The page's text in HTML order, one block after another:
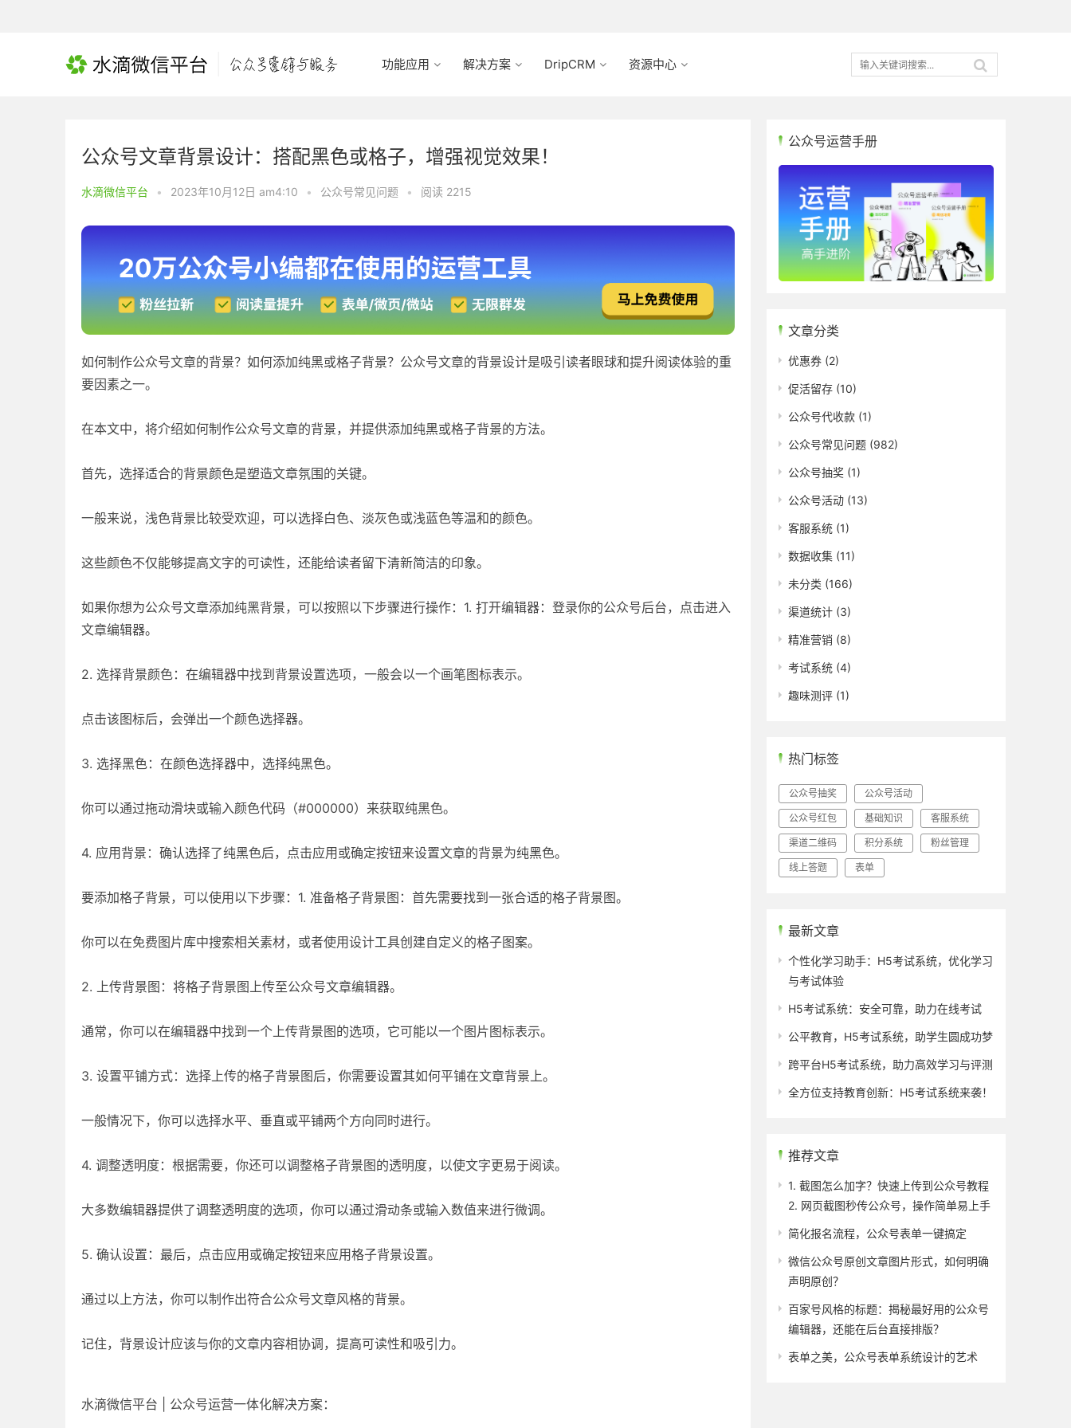
功能应用 解决方案 DripCRM 资源中心
公众号文章背景设计：搭配黑色或格子，增强视觉效果！
水滴微信平台 • 2023年10月12日 am4:10 • 公众号常见问题 • 阅读 2215
如何制作公众号文章的背景？如何添加纯黑或格子背景？公众号文章的背景设计是吸引读者眼球和提升阅读体验的重
要因素之一。
在本文中，将介绍如何制作公众号文章的背景，并提供添加纯黑或格子背景的方法。
首先，选择适合的背景颜色是塑造文章氛围的关键。
一般来说，浅色背景比较受欢迎，可以选择白色、淡灰色或浅蓝色等温和的颜色。
这些颜色不仅能够提高文字的可读性，还能给读者留下清新简洁的印象。
如果你想为公众号文章添加纯黑背景，可以按照以下步骤进行操作：1. 打开编辑器：登录你的公众号后台，点击进入
文章编辑器。
2. 选择背景颜色：在编辑器中找到背景设置选项，一般会以一个画笔图标表示。
点击该图标后，会弹出一个颜色选择器。
3. 选择黑色：在颜色选择器中，选择纯黑色。
你可以通过拖动滑块或输入颜色代码（#000000）来获取纯黑色。
4. 应用背景：确认选择了纯黑色后，点击应用或确定按钮来设置文章的背景为纯黑色。
要添加格子背景，可以使用以下步骤：1. 准备格子背景图：首先需要找到一张合适的格子背景图。
你可以在免费图片库中搜索相关素材，或者使用设计工具创建自定义的格子图案。
2. 上传背景图：将格子背景图上传至公众号文章编辑器。
通常，你可以在编辑器中找到一个上传背景图的选项，它可能以一个图片图标表示。
3. 设置平铺方式：选择上传的格子背景图后，你需要设置其如何平铺在文章背景上。
一般情况下，你可以选择水平、垂直或平铺两个方向同时进行。
4. 调整透明度：根据需要，你还可以调整格子背景图的透明度，以使文字更易于阅读。
大多数编辑器提供了调整透明度的选项，你可以通过滑动条或输入数值来进行微调。
5. 确认设置：最后，点击应用或确定按钮来应用格子背景设置。
通过以上方法，你可以制作出符合公众号文章风格的背景。
记住，背景设计应该与你的文章内容相协调，提高可读性和吸引力。
水滴微信平台 | 公众号运营一体化解决方案：
公众号运营手册
文章分类
优惠券 (2)
促活留存 (10)
公众号代收款 (1)
公众号常见问题 (982)
公众号抽奖 (1)
公众号活动 (13)
客服系统 (1)
数据收集 (11)
未分类 (166)
渠道统计 (3)
精准营销 (8)
考试系统 (4)
趣味测评 (1)
热门标签
公众号抽奖 公众号活动
公众号红包 基础知识 客服系统
渠道二维码 积分系统 粉丝管理
线上答题 表单
最新文章
个性化学习助手：H5考试系统，优化学习
与考试体验
H5考试系统：安全可靠，助力在线考试
公平教育，H5考试系统，助学生圆成功梦
跨平台H5考试系统，助力高效学习与评测
全方位支持教育创新：H5考试系统来袭！
推荐文章
1. 截图怎么加字？快速上传到公众号教程
2. 网页截图秒传公众号，操作简单易上手
简化报名流程，公众号表单一键搞定
微信公众号原创文章图片形式，如何明确
声明原创？
百家号风格的标题：揭秘最好用的公众号
编辑器，还能在后台直接排版？
表单之美，公众号表单系统设计的艺术